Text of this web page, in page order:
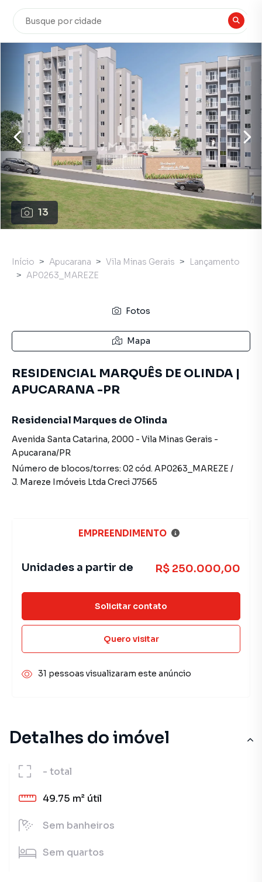
13
Detalhes do imóvel
- total
49.75 m² útil
Sem banheiros
Sem quartos
Início Apucarana Vila Minas Gerais
Lançamento
AP0263_MAREZE
Fotos
Mapa
RESIDENCIAL MARQUÊS DE OLINDA |
APUCARANA -PR
Residencial Marques de Olinda
Avenida Santa Catarina, 2000 - Vila Minas Gerais -
Apucarana/PR
Número de blocos/torres: 02cód. AP0263_MAREZE /
J. Mareze Imóveis Ltda CreciJ7565
EMPREENDIMENTO
Unidades a partir de R$ 250.000,00
Solicitar contato
Quero visitar
31 pessoas visualizaram este anúncio